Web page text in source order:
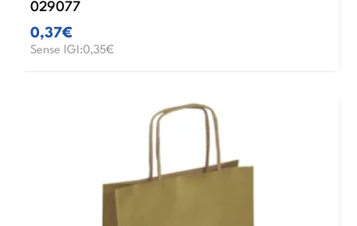
029077
0,37€
Sense IGI:0,35€